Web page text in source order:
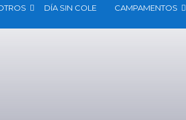
DÍA SIN COLE CAMPAMENTOS